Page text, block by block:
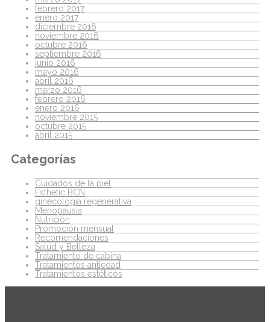
febrero 2017
enero 2017
diciembre 2016
noviembre 2016
octubre 2016
septiembre 2016
junio 2016
mayo 2016
abril 2016
marzo 2016
febrero 2016
enero 2016
noviembre 2015
octubre 2015
abril 2015
Categorías
Cuidados de la piel
Esthetic BCN
ginecología regenerativa
Menopausia
Nutrición
Promoción mensual
Recomendaciones
Salud y Belleza
Tratamiento de cabina
Tratamientos antiedad
Tratamientos estéticos